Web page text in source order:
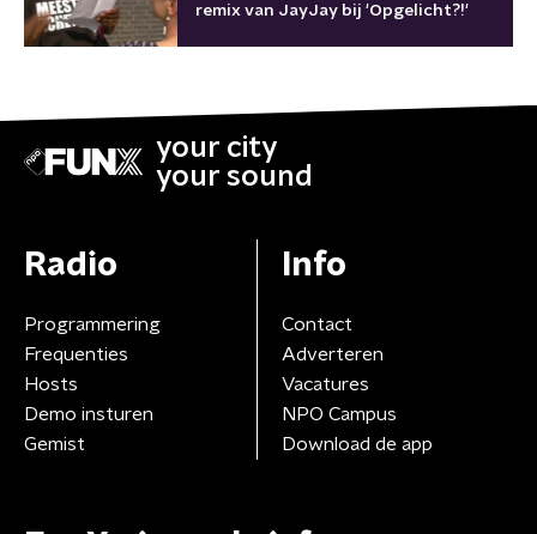
remix van JayJay bij 'Opgelicht?!'
your city
your sound
Radio
Programmering
Frequenties
Hosts
Demo insturen
Gemist
Info
Contact
Adverteren
Vacatures
NPO Campus
Download de app